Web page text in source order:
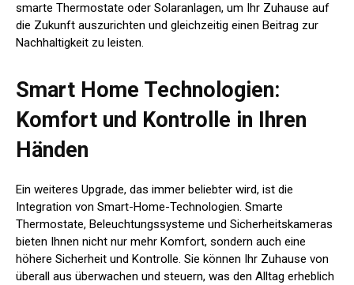
smarte Thermostate oder Solaranlagen, um Ihr Zuhause auf
die Zukunft auszurichten und gleichzeitig einen Beitrag zur
Nachhaltigkeit zu leisten.
Smart Home Technologien:
Komfort und Kontrolle in Ihren
Händen
Ein weiteres Upgrade, das immer beliebter wird, ist die
Integration von Smart-Home-Technologien. Smarte
Thermostate, Beleuchtungssysteme und Sicherheitskameras
bieten Ihnen nicht nur mehr Komfort, sondern auch eine
höhere Sicherheit und Kontrolle. Sie können Ihr Zuhause von
überall aus überwachen und steuern, was den Alltag erheblich